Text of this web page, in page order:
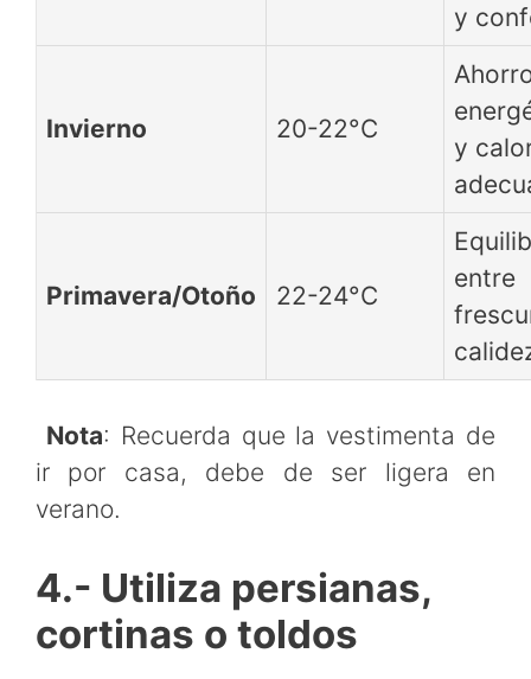
y
Invierno 20-22°C
y
Primavera/Otoño 22-24°C
entre
Nota: Recuerda que la vestimenta de
ir por casa, debe de ser ligera en
verano.
4.- Utiliza persianas,
cortinas o toldos